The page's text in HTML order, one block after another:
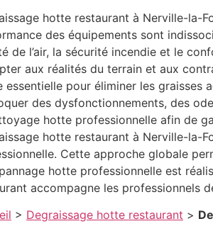
hotte restaurant à Nerville-la-
des équipements sont
de l’air, la sécurité incendie et le
aux réalités du terrain et aux
essentielle pour éliminer les graisses
des dysfonctionnements, des
hotte professionnelle afin de
hotte restaurant à Nerville-la-
Cette approche globale
hotte professionnelle est
accompagne les professionnels
> Degraissage hotte restaurant >